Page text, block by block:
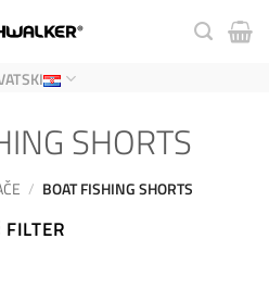
SHORTS
/ BOAT FISHING SHORTS
FILTER